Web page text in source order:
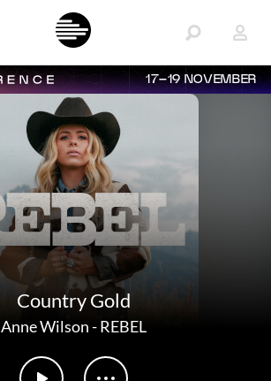
17–19 NOVEMBER
Country Gold
Anne Wilson-REBEL